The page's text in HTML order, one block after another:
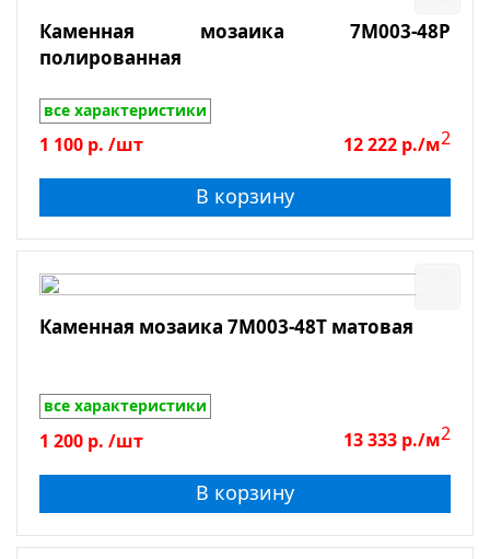
Каменная мозаика 7M003-48P
полированная
все характеристики
1 100 р. /шт 12 222 р./м2
В корзину
Каменная мозаика 7M003-48T матовая
все характеристики
1 200 р. /шт 13 333 р./м2
В корзину